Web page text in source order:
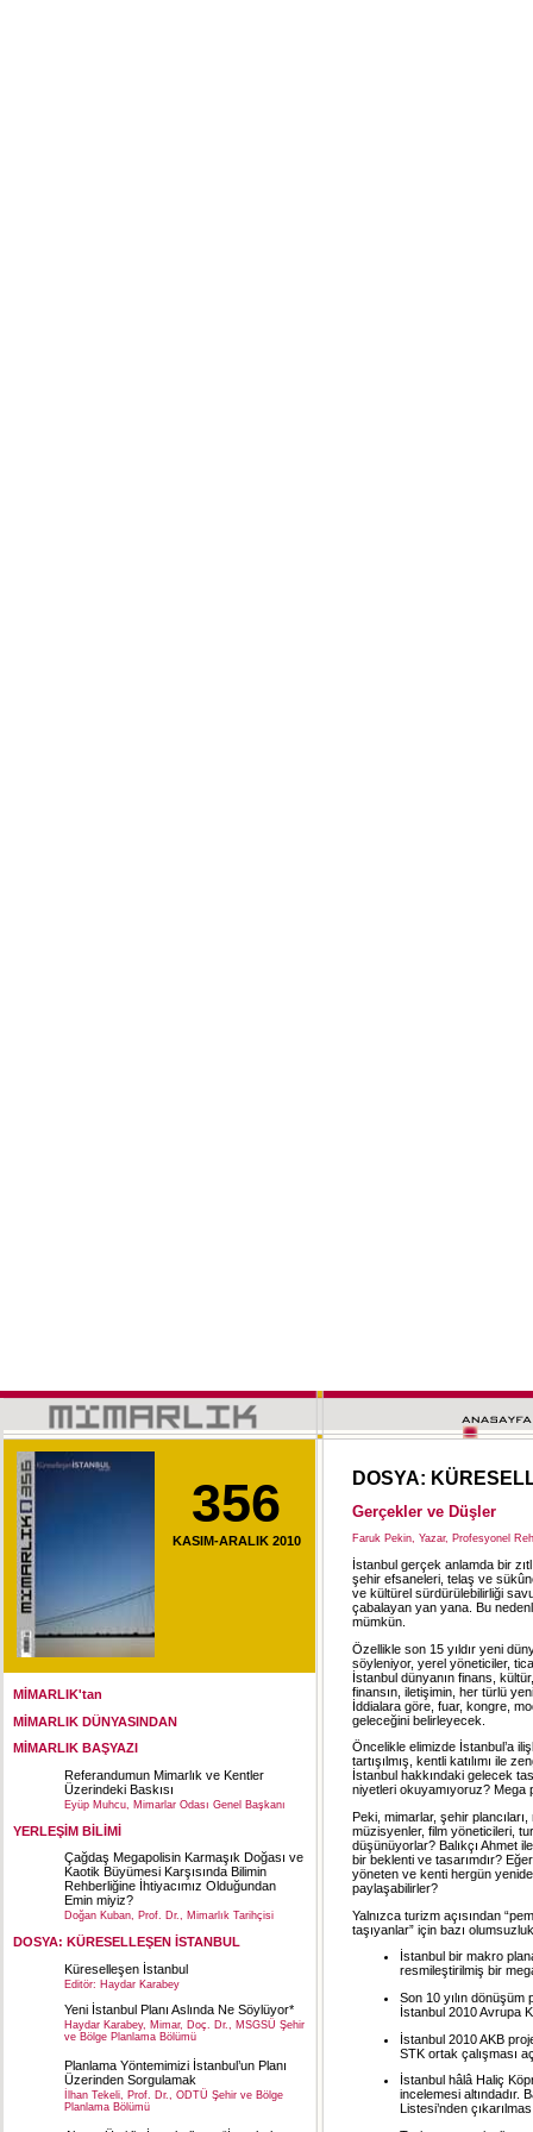
356
KASIM-ARALIK 2010
MİMARLIK'tan
MİMARLIK DÜNYASINDAN
MİMARLIK BAŞYAZI
Referandumun Mimarlık ve Kentler
Üzerindeki Baskısı
Eyüp Muhcu, Mimarlar Odası Genel Başkanı
YERLEŞİM BİLİMİ
Çağdaş Megapolisin Karmaşık Doğası ve
Kaotik Büyümesi Karşısında Bilimin
Rehberliğine İhtiyacımız Olduğundan
Emin miyiz?
Doğan Kuban, Prof. Dr., Mimarlık Tarihçisi
DOSYA: KÜRESELLEŞEN İSTANBUL
Küreselleşen İstanbul
Editör: Haydar Karabey
Yeni İstanbul Planı Aslında Ne Söylüyor*
Haydar Karabey, Mimar, Doç. Dr., MSGSÜ Şehir
ve Bölge Planlama Bölümü
Planlama Yöntemimizi İstanbul’un Planı
Üzerinden Sorgulamak
İlhan Tekeli, Prof. Dr., ODTÜ Şehir ve Bölge
Planlama Bölümü
DOSYA:
Gerçekler ve Düşler
Faruk Pekin, Yazar, Profesyonel
İstanbul gerçek anlamda bir
şehir efsaneleri, telaş ve
ve kültürel sürdürülebilirliği
çabalayan yan yana. Bu
mümkün.
Özellikle son 15 yıldır yeni
söyleniyor, yerel yöneticiler,
İstanbul dünyanın finans,
finansın, iletişimin, her türlü
İddialara göre, fuar, kongre,
geleceğini belirleyecek.
Öncelikle elimizde İstanbul’a
tartışılmış, kentli katılımı ile
İstanbul hakkındaki gelecek
niyetleri okuyamıyoruz? Mega
Peki, mimarlar, şehir
müzisyenler, film yöneticileri,
düşünüyorlar? Balıkçı Ahmet
bir beklenti ve tasarımdır?
yöneten ve kenti hergün
paylaşabilirler?
Yalnızca turizm açısından
taşıyanlar” için bazı
İstanbul bir makro
resmileştirilmiş bir
Son 10 yılın
İstanbul 2010 Avrupa
İstanbul 2010 AKB
STK ortak çalışması
İstanbul hâlâ Haliç
incelemesi altındadır.
Listesi’nden